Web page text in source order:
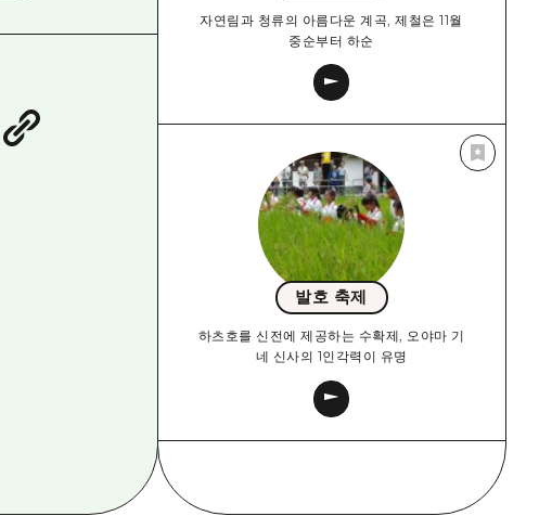
자연림과 청류의 아름다운 계곡, 제철은 11월
중순부터 하순
발호 축제
하츠호를 신전에 제공하는 수확제, 오야마 기
네 신사의 1인각력이 유명